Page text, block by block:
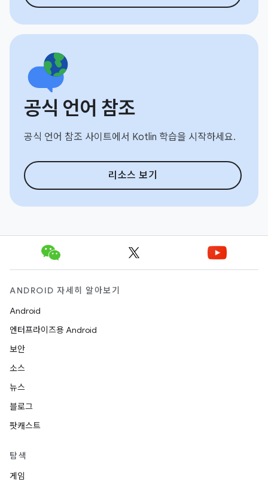
공식 언어 참조
공식 언어 참조 사이트에서 Kotlin 학습을 시작하세요.
리소스 보기
ANDROID 자세히 알아보기
Android
엔터프라이즈용 Android
보안
소스
뉴스
블로그
팟캐스트
탐색
게임